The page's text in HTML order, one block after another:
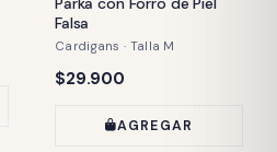
Falsa
Cardigans · Talla M
Precio:
$29.900
AGREGAR